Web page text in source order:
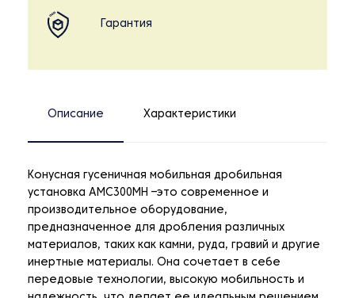
Гарантия
Описание Характеристики
Конусная гусеничная мобильная дробильная
установка AMC300MH –это современное и
производительное оборудование,
предназначенное для дробления различных
материалов, таких как камни, руда, гравий и другие
инертные материалы. Она сочетает в себе
передовые технологии, высокую мобильность и